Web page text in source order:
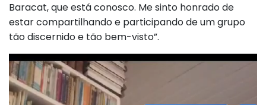
Baracat, que está conosco. Me sinto honrado de
estar compartilhando e participando de um grupo
tão discernido e tão bem-visto”.